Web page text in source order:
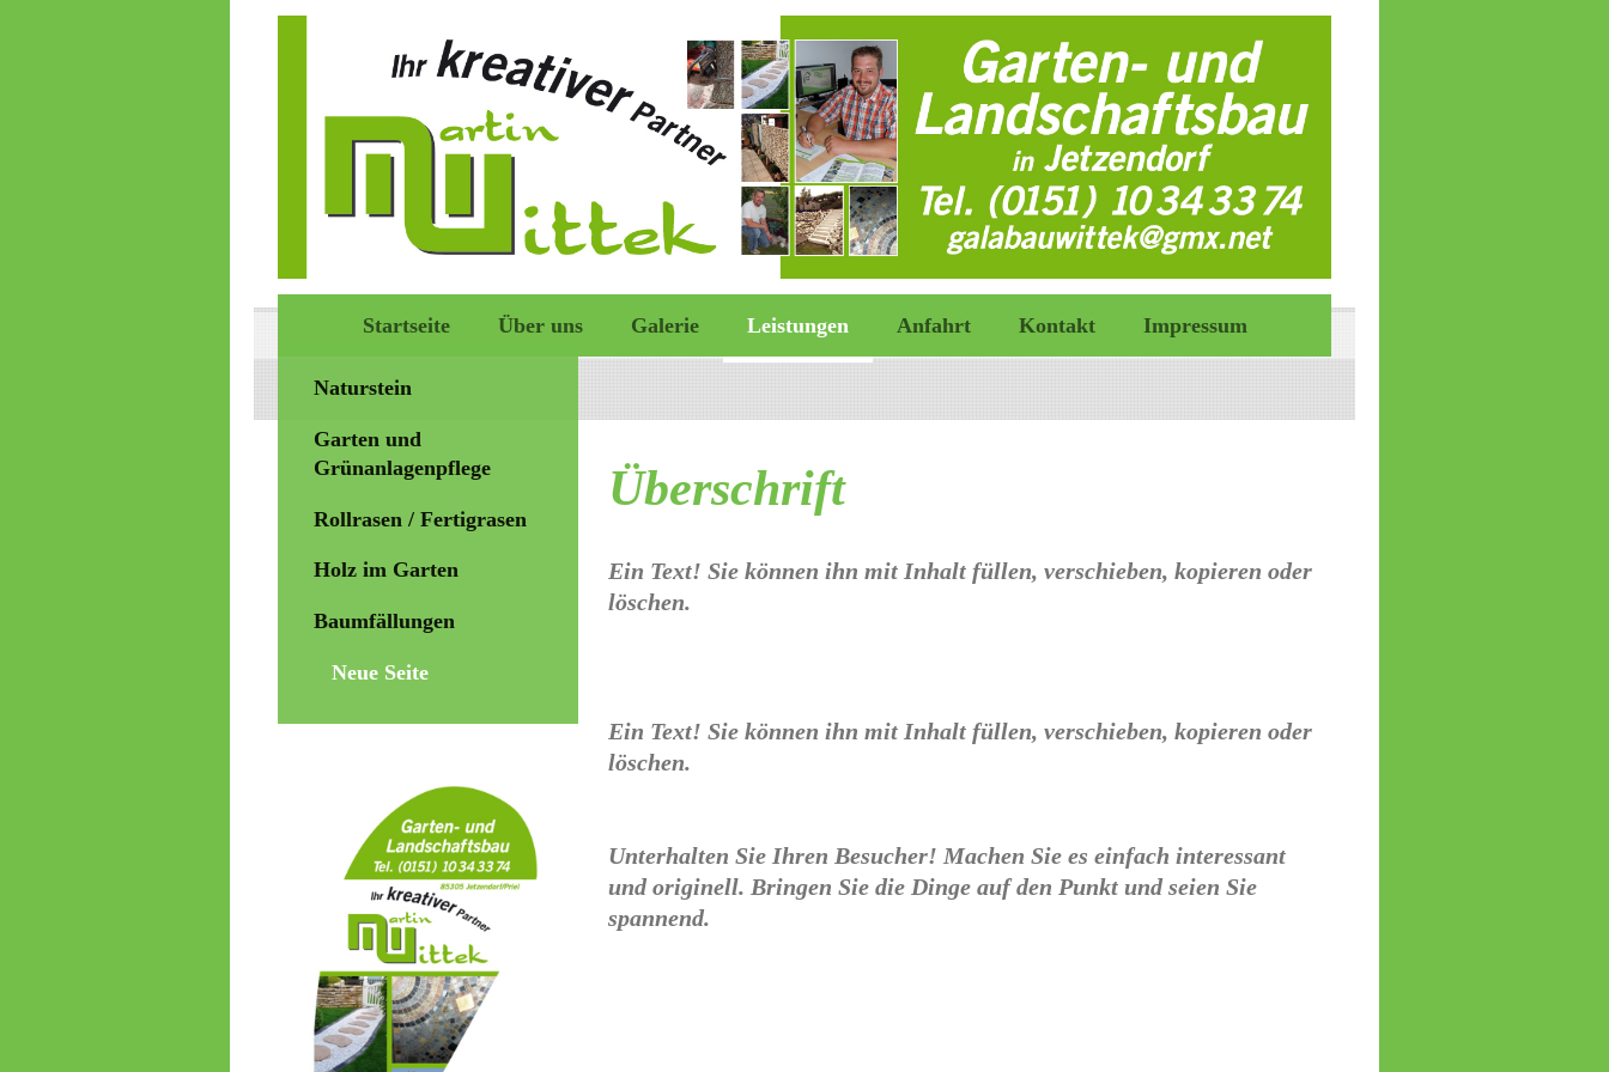
Startseite Über uns Galerie Leistungen Anfahrt Kontakt Impressum
Überschrift
Ein Text! Sie können ihn mit Inhalt füllen, verschieben, kopieren oder
löschen.
Ein Text! Sie können ihn mit Inhalt füllen, verschieben, kopieren oder
löschen.
Unterhalten Sie Ihren Besucher! Machen Sie es einfach interessant
und originell. Bringen Sie die Dinge auf den Punkt und seien Sie
spannend.
Naturstein
Garten und
Grünanlagenpflege
Rollrasen / Fertigrasen
Holz im Garten
Baumfällungen
Neue Seite